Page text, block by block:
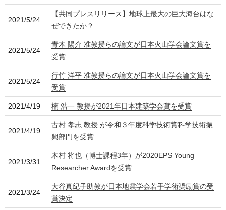
2021/5/24
【共同プレスリリース】地球上最大の巨大海台はな
ぜできたか？
2021/5/24
青木 陽介 准教授らの論文が日本火山学会論文賞を
受賞
2021/5/24
行竹 洋平 准教授らの論文が日本火山学会論文賞を
受賞
2021/4/19 楠 浩一 教授が2021年日本建築学会賞を受賞
2021/4/19
古村 孝志 教授 が令和３年度科学技術賞科学技術振
興部門を受賞
2021/3/31
木村 将也（博士課程3年）が2020EPS Young
Researcher Awardを受賞
2021/3/24
大谷真紀子助教が日本地震学会若手学術奨励賞の受
賞決定